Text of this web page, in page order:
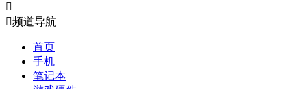

频道导航
首页
手机
笔记本